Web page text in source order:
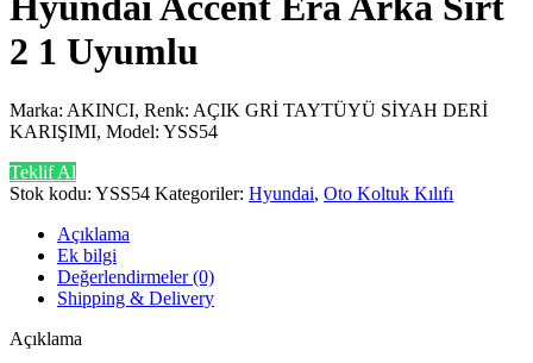
2 1 Uyumlu
Marka: AKINCI, Renk: AÇIK GRİ TAYTÜYÜ SİYAH DERİ
KARIŞIMI, Model: YSS54
Teklif Al
Stok kodu: YSS54 Kategoriler: Hyundai, Oto Koltuk Kılıfı
Açıklama
Ek bilgi
Değerlendirmeler (0)
Shipping & Delivery
Açıklama